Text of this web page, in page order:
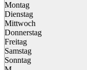
Montag
Dienstag
Mittwoch
Donnerstag
Freitag
Samstag
Sonntag